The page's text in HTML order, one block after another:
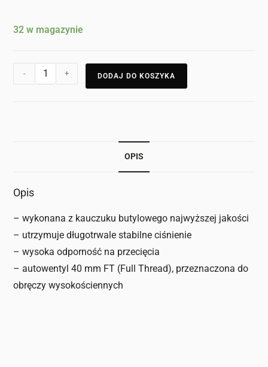
32 w magazynie
- + DODAJ DO KOSZYKA
OPIS
Opis
– wykonana z kauczuku butylowego najwyższej jakości
– utrzymuje długotrwale stabilne ciśnienie
– wysoka odporność na przecięcia
– autowentyl 40 mm FT (Full Thread), przeznaczona do
obręczy wysokościennych